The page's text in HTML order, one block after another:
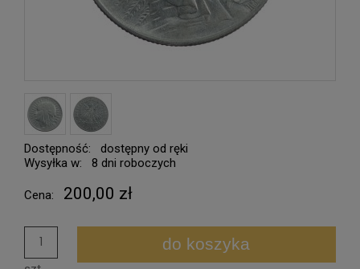
Dostępność:
dostępny od ręki
Wysyłka w:
8 dni roboczych
Cena: 200,00 zł
do koszyka